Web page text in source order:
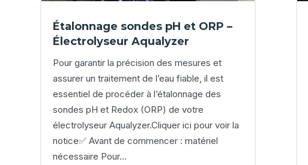
Étalonnage sondes pH et ORP –
Électrolyseur Aqualyzer
Pour garantir la précision des mesures et
assurer un traitement de l’eau fiable, il est
essentiel de procéder à l’étalonnage des
sondes pH et Redox (ORP) de votre
électrolyseur Aqualyzer.Cliquer ici pour voir la
notice✅ Avant de commencer : matériel
nécessaire Pour...